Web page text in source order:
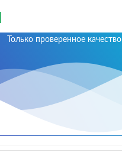
Только проверенное качество